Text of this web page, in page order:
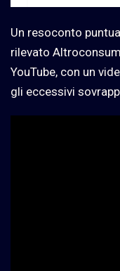
Un resoconto
rilevato
YouTube, con un
gli eccessivi